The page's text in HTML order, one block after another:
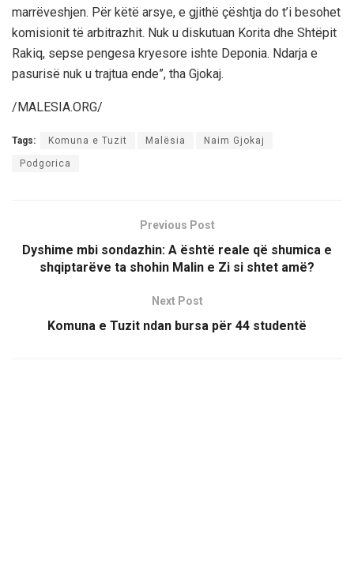
marrëveshjen. Për këtë arsye, e gjithë çështja do t’i besohet
komisionit të arbitrazhit. Nuk u diskutuan Korita dhe Shtëpit
Rakiq, sepse pengesa kryesore ishte Deponia. Ndarja e
pasurisë nuk u trajtua ende”, tha Gjokaj.
/MALESIA.ORG/
Tags: Komuna e Tuzit Malësia Naim Gjokaj
Podgorica
Previous Post
Dyshime mbi sondazhin: A është reale që shumica e
shqiptarëve ta shohin Malin e Zi si shtet amë?
Next Post
Komuna e Tuzit ndan bursa për 44 studentë